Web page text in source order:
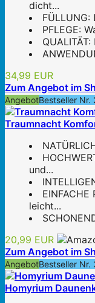
dicht...
PFLEGE:
34,99 EUR
Zum Angebot im
AngebotBestseller Nr.
Traumnacht
und...
leicht...
20,99 EUR
Zum Angebot im
AngebotBestseller Nr.
Homyrium